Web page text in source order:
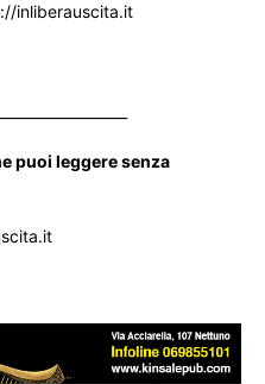
inliberauscita.it
puoi leggere senza